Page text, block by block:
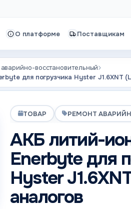
О платформе Поставщикам
восстановительный
для погрузчика Hyster J1.6XNT
ТОВАР РЕМОНТ
АКБ литий-
Enerbyte для
Hyster
аналогов